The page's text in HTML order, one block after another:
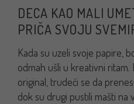
DECA KAO MALI
PRIČA SVOJU
Kada su uzeli svoje papire,
odmah ušli u kreativni ritam.
original, trudeći se da
dok su drugi pustili mašti